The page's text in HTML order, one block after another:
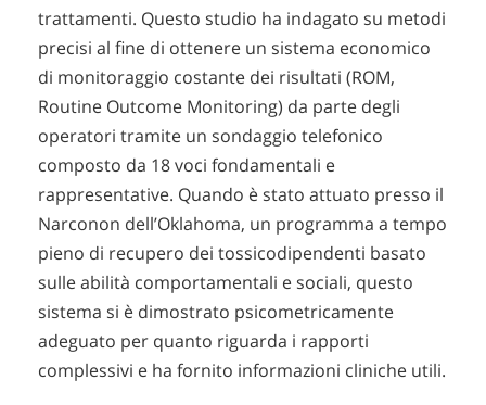
trattamenti. Questo studio ha indagato su metodi
precisi al fine di ottenere un sistema economico
di monitoraggio costante dei risultati (ROM,
Routine Outcome Monitoring) da parte degli
operatori tramite un sondaggio telefonico
composto da 18 voci fondamentali e
rappresentative. Quando è stato attuato presso il
Narconon dell’Oklahoma, un programma a tempo
pieno di recupero dei tossicodipendenti basato
sulle abilità comportamentali e sociali, questo
sistema si è dimostrato psicometricamente
adeguato per quanto riguarda i rapporti
complessivi e ha fornito informazioni cliniche utili.